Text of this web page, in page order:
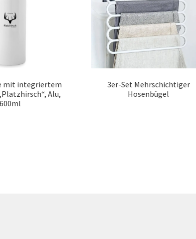
mit integriertem
Alu,
600ml
3er-Set Mehrschichtiger
Hosenbügel